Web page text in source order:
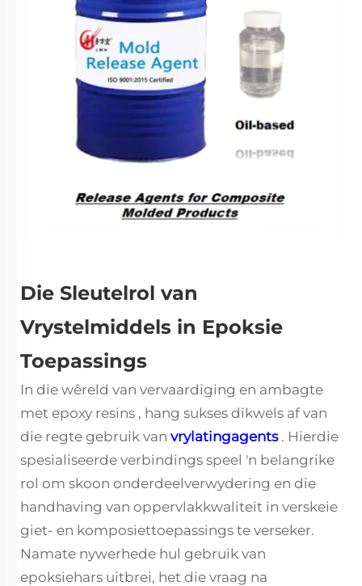
Die Sleutelrol van
Vrystelmiddels in Epoksie
Toepassings
In die wêreld van vervaardiging en ambagte
met epoxy resins , hang sukses dikwels af van
die regte gebruik van vrylatingagents . Hierdie
spesialiseerde verbindings speel 'n belangrike
rol om skoon onderdeelverwydering en die
handhaving van oppervlakkwaliteit in verskeie
giet- en komposiettoepassings te verseker.
Namate nywerhede hul gebruik van
epoksiehars uitbrei, het die vraag na